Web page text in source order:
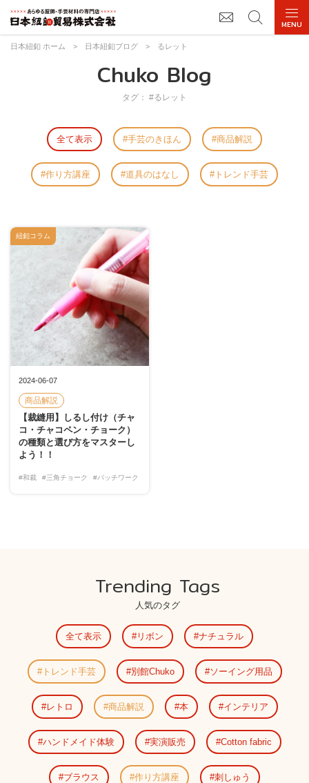
日本紐釦 ホーム > 日本紐釦ブログ > るレット
Chuko Blog
タグ： #るレット
全て表示 手芸のきほん 商品解説
作り方講座 道具のはなし トレンド手芸
2024-06-07
商品解説
【裁縫用】しるし付け（チャ
コ・チャコペン・チョーク）
の種類と選び方をマスターし
よう！！
#和裁 #三角チョーク #パッチワーク
紐釦コラム
Trending Tags
人気のタグ
全て表示 リボン ナチュラル
トレンド手芸 別館Chuko ソーイング用品
レトロ 商品解説 本 インテリア
ハンドメイド体験 実演販売 Cotton fabric
ブラウス 作り方講座 刺しゅう